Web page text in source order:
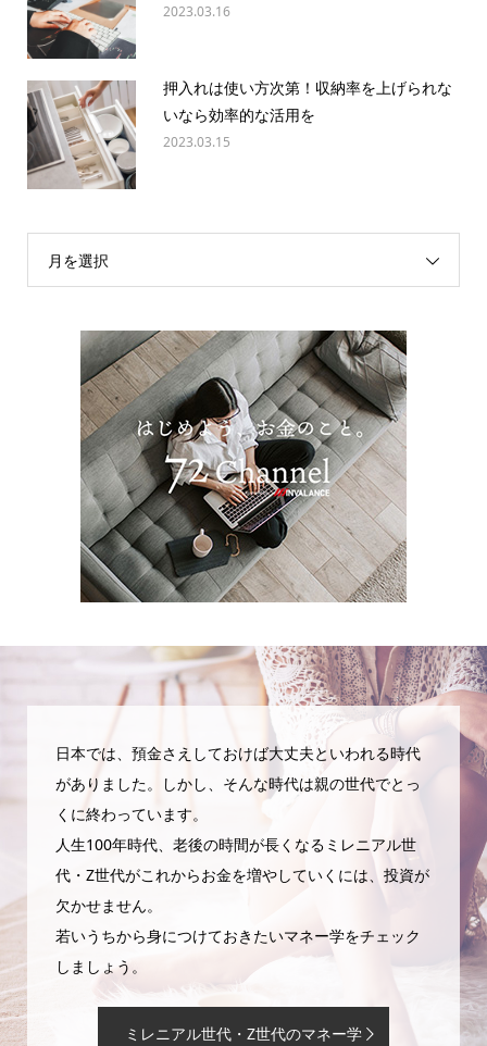
2023.03.16
押入れは使い方次第！収納率を上げられな
いなら効率的な活用を
2023.03.15
月を選択
日本では、預金さえしておけば大丈夫といわれる時代
がありました。しかし、そんな時代は親の世代でとっ
くに終わっています。
人生100年時代、老後の時間が長くなるミレニアル世
代・Z世代がこれからお金を増やしていくには、投資が
欠かせません。
若いうちから身につけておきたいマネー学をチェック
しましょう。
ミレニアル世代・Z世代のマネー学